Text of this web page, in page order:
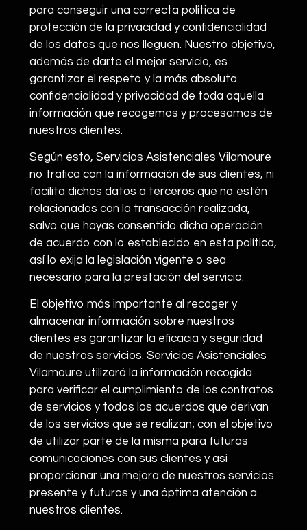
para conseguir una correcta política de
protección de la privacidad y confidencialidad
de los datos que nos lleguen. Nuestro objetivo,
además de darte el mejor servicio, es
garantizar el respeto y la más absoluta
confidencialidad y privacidad de toda aquella
información que recogemos y procesamos de
nuestros clientes.
Según esto, Servicios Asistenciales Vilamoure
no trafica con la información de sus clientes, ni
facilita dichos datos a terceros que no estén
relacionados con la transacción realizada,
salvo que hayas consentido dicha operación
de acuerdo con lo establecido en esta política,
así lo exija la legislación vigente o sea
necesario para la prestación del servicio.
El objetivo más importante al recoger y
almacenar información sobre nuestros
clientes es garantizar la eficacia y seguridad
de nuestros servicios. Servicios Asistenciales
Vilamoure utilizará la información recogida
para verificar el cumplimiento de los contratos
de servicios y todos los acuerdos que derivan
de los servicios que se realizan; con el objetivo
de utilizar parte de la misma para futuras
comunicaciones con sus clientes y así
proporcionar una mejora de nuestros servicios
presente y futuros y una óptima atención a
nuestros clientes.